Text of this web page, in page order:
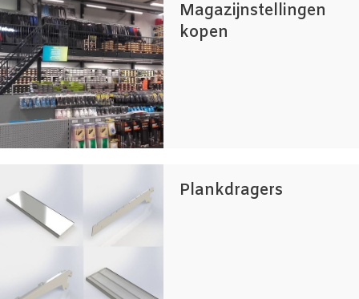
Magazijnstellingen
kopen
Plankdragers